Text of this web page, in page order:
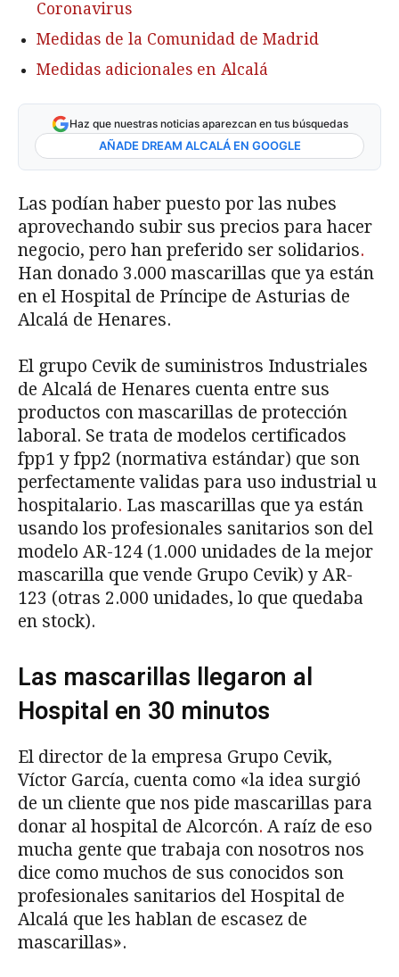
Coronavirus
Medidas de la Comunidad de Madrid
Medidas adicionales en Alcalá
Haz que nuestras noticias aparezcan en tus búsquedas
AÑADE DREAM ALCALÁ EN GOOGLE
Las podían haber puesto por las nubes
aprovechando subir sus precios para hacer
negocio, pero han preferido ser solidarios.
Han donado 3.000 mascarillas que ya están
en el Hospital de Príncipe de Asturias de
Alcalá de Henares.
El grupo Cevik de suministros Industriales
de Alcalá de Henares cuenta entre sus
productos con mascarillas de protección
laboral. Se trata de modelos certificados
fpp1 y fpp2 (normativa estándar) que son
perfectamente validas para uso industrial u
hospitalario. Las mascarillas que ya están
usando los profesionales sanitarios son del
modelo AR-124 (1.000 unidades de la mejor
mascarilla que vende Grupo Cevik) y AR-
123 (otras 2.000 unidades, lo que quedaba
en stock).
Las mascarillas llegaron al
Hospital en 30 minutos
El director de la empresa Grupo Cevik,
Víctor García, cuenta como «la idea surgió
de un cliente que nos pide mascarillas para
donar al hospital de Alcorcón. A raíz de eso
mucha gente que trabaja con nosotros nos
dice como muchos de sus conocidos son
profesionales sanitarios del Hospital de
Alcalá que les hablan de escasez de
mascarillas».